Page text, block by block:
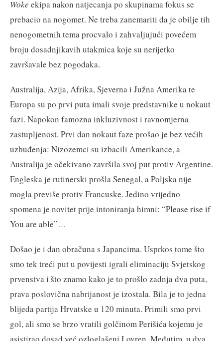
Woke ekipa nakon natjecanja po skupinama fokus se
prebacio na nogomet. Ne treba zanemariti da je obilje tih
nenogometnih tema procvalo i zahvaljujući povećem
broju dosadnjikavih utakmica koje su nerijetko
završavale bez pogodaka.
Australija, Azija, Afrika, Sjeverna i Južna Amerika te
Europa su po prvi puta imali svoje predstavnike u nokaut
fazi. Napokon famozna inkluzivnost i ravnomjerna
zastupljenost. Prvi dan nokaut faze prošao je bez većih
uzbuđenja: Nizozemci su izbacili Amerikance, a
Australija je očekivano završila svoj put protiv Argentine.
Engleska je rutinerski prošla Senegal, a Poljska nije
mogla previše protiv Francuske. Jedino vrijedno
spomena je novitet prije intoniranja himni: “Please rise if
You are able”…
Došao je i dan obračuna s Japancima. Usprkos tome što
smo tek treći put u povijesti igrali eliminaciju Svjetskog
prvenstva i što znamo kako je to prošlo zadnja dva puta,
prava poslovična nabrijanost je izostala. Bila je to jedna
blijeda partija Hrvatske u 120 minuta. Primili smo prvi
gol, ali smo se brzo vratili golčinom Perišića kojemu je
asistirao dosad već ozloglašeni Lovren. Međutim, u dva